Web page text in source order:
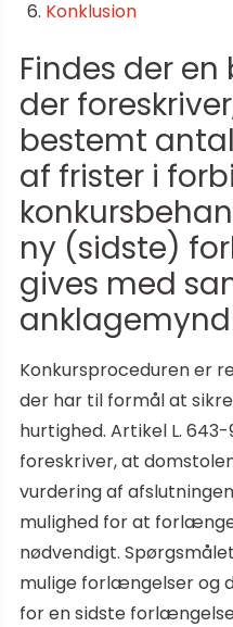
Konklusion
Findes der
der
bestemt
af frister i
ny (sidste)
gives med
Konkursproceduren er
der har til formål at
hurtighed. Artikel L.
foreskriver, at
vurdering af
mulighed for at
nødvendigt.
mulige forlængelser og
for en sidste